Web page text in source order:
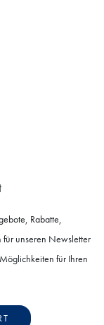
Rabatte,
für unseren Newsletter
für Ihren